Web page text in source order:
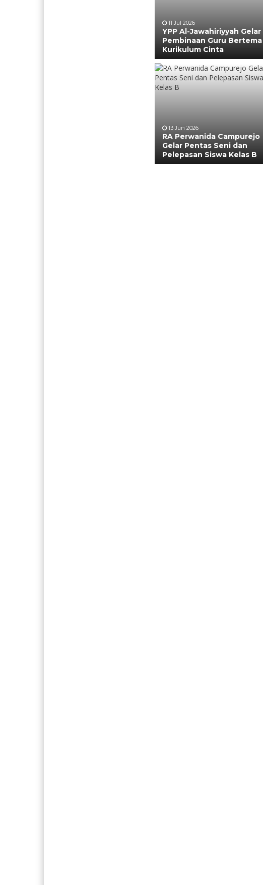
11 Jul 2026
YPP Al-Jawahiriyyah Gelar
Pembinaan Guru Bertema
Kurikulum Cinta
13 Jun 2026
RA Perwanida Campurejo
Gelar Pentas Seni dan
Pelepasan Siswa Kelas B